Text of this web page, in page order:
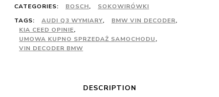
CATEGORIES:
BOSCH,
SOKOWIRÓWKI
TAGS:
AUDI Q3 WYMIARY, BMW VIN DECODER,
KIA CEED OPINIE,
UMOWA KUPNO SPRZEDAŻ SAMOCHODU,
VIN DECODER BMW
DESCRIPTION